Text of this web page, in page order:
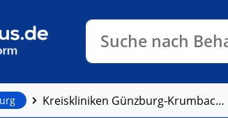
Suche nach
Kreiskliniken Günzburg-Krumbach, Klinik Günzburg